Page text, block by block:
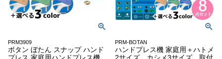
PRM3909
ボタン ぼたん スナップ ハンド
PRM-BOTAN
ハンドプレス機 家庭用＋ハトメ